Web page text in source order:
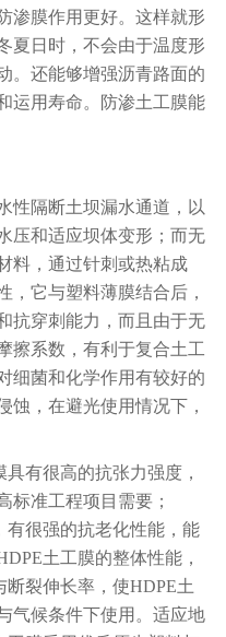
渗膜作用更好。这样就形
夏日时，不会由于温度形
。还能够增强沥青路面的
运用寿命。防渗土工膜能
性隔断土坝漏水通道，以
压和适应坝体变形；而无
料，通过针刺或热粘成
，它与塑料薄膜结合后，
抗穿刺能力，而且由于无
擦系数，有利于复合土工
细菌和化学作用有较好的
蚀，在避光使用情况下，
有很高的抗张力强度，
标准工程项目需要；
有很强的抗老化性能，能
土工膜的整体性能，
裂伸长率，使HDPE土
气候条件下使用。适应地